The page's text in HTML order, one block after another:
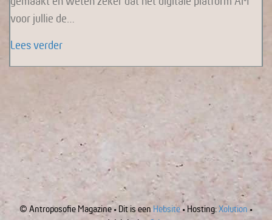
voor jullie de…
Lees verderabout Afscheid nemen en toch ook weer niet…
© Antroposofie Magazine • Dit is eenHebsite• Hosting:Xolution •